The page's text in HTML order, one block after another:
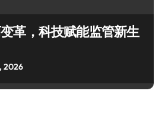
革，科技赋能监管新生
2026